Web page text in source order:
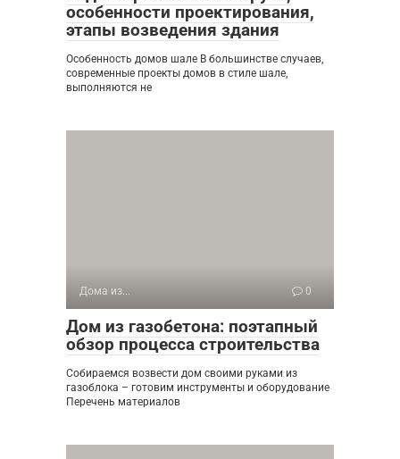
особенности проектирования,
этапы возведения здания
Особенность домов шале В большинстве случаев,
современные проекты домов в стиле шале,
выполняются не
Дома из... 0
Дом из газобетона: поэтапный
обзор процесса строительства
Собираемся возвести дом своими руками из
газоблока – готовим инструменты и оборудование
Перечень материалов